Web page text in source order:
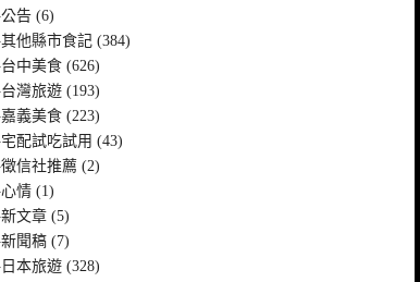
公告 (6)
其他縣市食記 (384)
台中美食 (626)
台灣旅遊 (193)
嘉義美食 (223)
宅配試吃試用 (43)
徵信社推薦 (2)
心情 (1)
新文章 (5)
新聞稿 (7)
日本旅遊 (328)